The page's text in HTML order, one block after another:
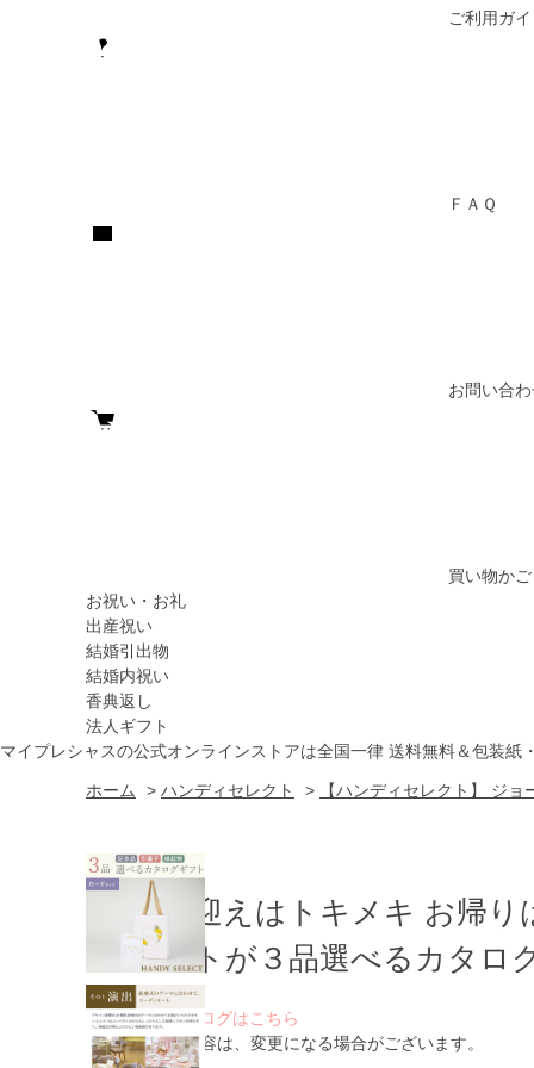
ご利用ガ
ＦＡＱ
お問い合
買い物かご
お祝い・お礼
出産祝い
結婚引出物
結婚内祝い
香典返し
法人ギフト
マイプレシャスの公式オンラインストアは全国一律 送料無料＆包装紙
ホーム > ハンディセレクト > 【ハンディセレクト】 ジョ
お出迎えはトキメキ お帰
ゲストが３品選べるカタロ
WEBカタログはこちら
※ 掲載内容は、変更になる場合がございます。